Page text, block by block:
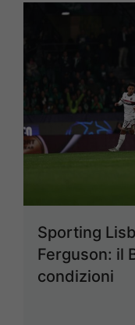
Sporting
Ferguson: il
condizioni